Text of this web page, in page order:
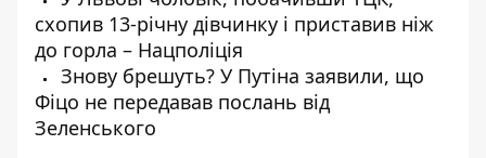
схопив 13-річну дівчинку і приставив ніж
до горла – Нацполіція
Знову брешуть? У Путіна заявили, що
Фіцо не передавав послань від
Зеленського